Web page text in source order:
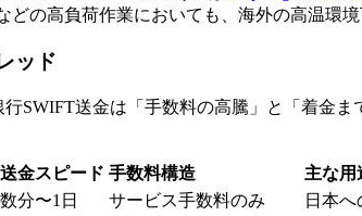
の高負荷作業においても、海外の高温環
ッド
SWIFT送金は「手数料の高騰」と「着金ま
送金スピード 手数料構造
主な用
数分〜1日 サービス手数料のみ
日本